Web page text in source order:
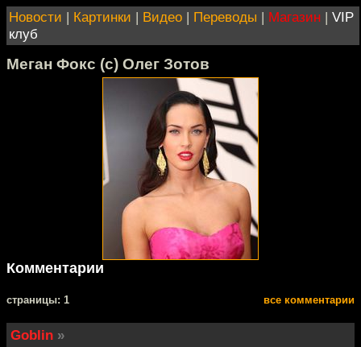
Новости | Картинки | Видео | Переводы | Магазин | VIP
клуб
Меган Фокс (с) Олег Зотов
Комментарии
cтраницы: 1 все комментарии
Goblin »